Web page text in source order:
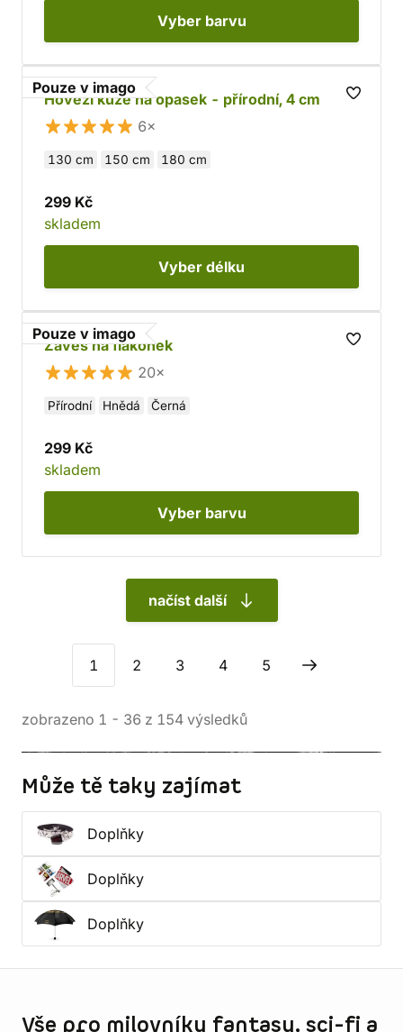
Vyber barvu
Pouze v imago
Hovězí kůže na opasek - přírodní, 4 cm
6×
130 cm 150 cm 180 cm
299 Kč
skladem
Vyber délku
Pouze v imago
Závěs na flakónek
20×
Přírodní Hnědá Černá
299 Kč
skladem
Vyber barvu
načíst další
1 2 3 4 5
zobrazeno 1 - 36 z 154 výsledků
Může tě taky zajímat
Doplňky
Doplňky
Doplňky
Vše pro milovníky fantasy, sci-fi a